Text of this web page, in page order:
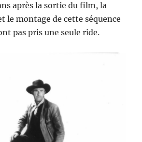
après la sortie du film, la
le montage de cette séquence
pas pris une seule ride.